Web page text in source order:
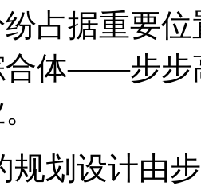
占据重要
合体——步步
划设计由